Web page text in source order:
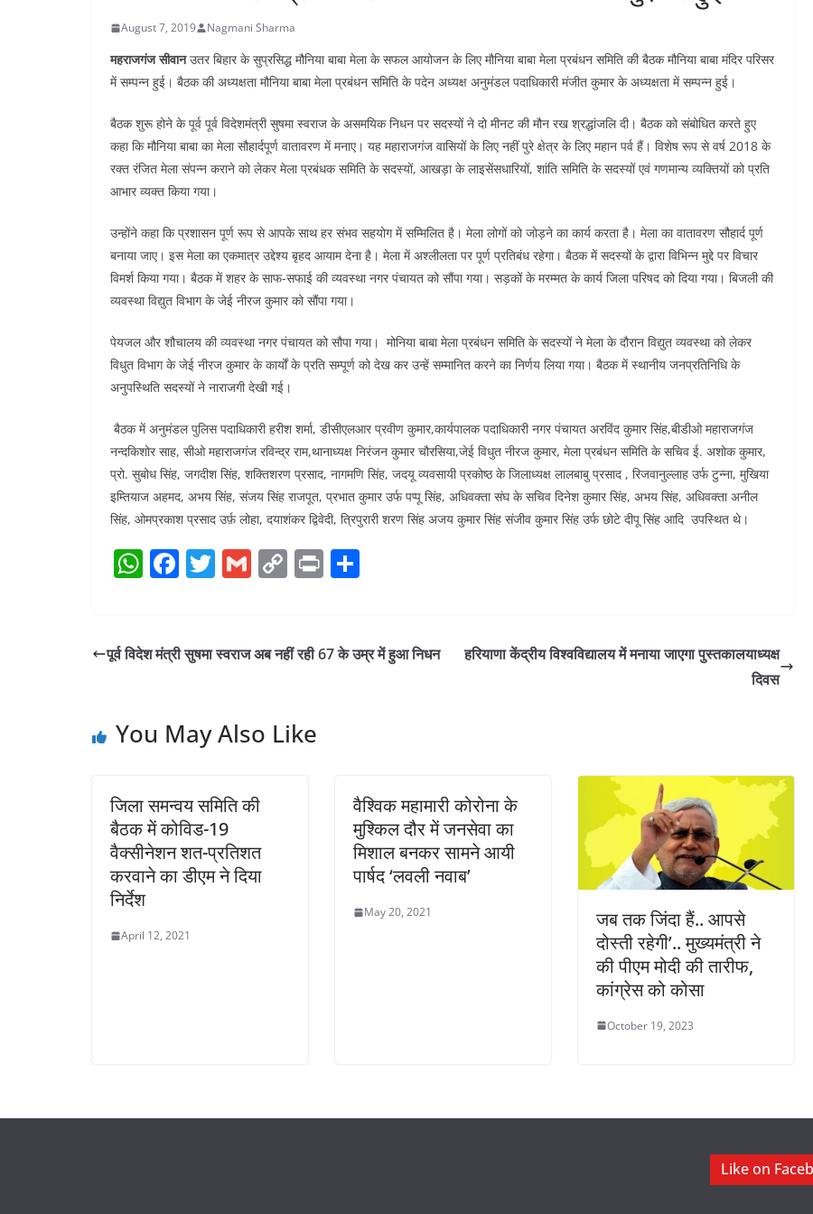
August 7, 2019 Nagmani Sharma
महराजगंज सीवानउतर बिहार के सुप्रसिद्ध मौनिया बाबा मेला के सफल आयोजन के लिए मौनिया बाबा मेला प्रबंधन समिति की बैठक मौनिया बाबा मंदिर परिसर
में सम्पन्न हुई। बैठक की अध्यक्षता मौनिया बाबा मेला प्रबंधन समिति के पदेन अध्यक्ष अनुमंडल पदाधिकारी मंजीत कुमार के अध्यक्षता में सम्पन्न हुई।
बैठक शुरू होने के पूर्व पूर्व विदेशमंत्री सुषमा स्वराज के असमयिक निधन पर सदस्यों ने दो मीनट की मौन रख श्रद्धांजलि दी। बैठक को संबोधित करते हुए
कहा कि मौनिया बाबा का मेला सौहार्दपूर्ण वातावरण में मनाए। यह महाराजगंज वासियों के लिए नहीं पुरे क्षेत्र के लिए महान पर्व हैं। विशेष रूप से वर्ष 2018 के
रक्त रंजित मेला संपन्न कराने को लेकर मेला प्रबंधक समिति के सदस्यों, आखड़ा के लाइसेंसधारियों, शांति समिति के सदस्यों एवं गणमान्य व्यक्तियों को प्रति
आभार व्यक्त किया गया।
उन्होंने कहा कि प्रशासन पूर्ण रूप से आपके साथ हर संभव सहयोग में सम्मिलित है। मेला लोगों को जोड़ने का कार्य करता है। मेला का वातावरण सौहार्द पूर्ण
बनाया जाए। इस मेला का एकमात्र उद्देश्य बृहद आयाम देना है। मेला में अश्लीलता पर पूर्ण प्रतिबंध रहेगा। बैठक में सदस्यों के द्वारा विभिन्न मुद्दे पर विचार
विमर्श किया गया। बैठक में शहर के साफ-सफाई की व्यवस्था नगर पंचायत को सौंपा गया। सड़कों के मरम्मत के कार्य जिला परिषद को दिया गया। बिजली की
व्यवस्था विद्युत विभाग के जेई नीरज कुमार को सौंपा गया।
पेयजल और शौचालय की व्यवस्था नगर पंचायत को सौपा गया। मोनिया बाबा मेला प्रबंधन समिति के सदस्यों ने मेला के दौरान विद्युत व्यवस्था को लेकर
विधुत विभाग के जेई नीरज कुमार के कार्यों के प्रति सम्पूर्ण को देख कर उन्हें सम्मानित करने का निर्णय लिया गया। बैठक में स्थानीय जनप्रतिनिधि के
अनुपस्थिति सदस्यों ने नाराजगी देखी गई।
बैठक में अनुमंडल पुलिस पदाधिकारी हरीश शर्मा, डीसीएलआर प्रवीण कुमार,कार्यपालक पदाधिकारी नगर पंचायत अरविंद कुमार सिंह,बीडीओ महाराजगंज
नन्दकिशोर साह, सीओ महाराजगंज रविन्द्र राम,थानाध्यक्ष निरंजन कुमार चौरसिया,जेई विधुत नीरज कुमार, मेला प्रबंधन समिति के सचिव ई. अशोक कुमार,
प्रो. सुबोध सिंह, जगदीश सिंह, शक्तिशरण प्रसाद, नागमणि सिंह, जदयू व्यवसायी प्रकोष्ठ के जिलाध्यक्ष लालबाबु प्रसाद , रिजवानुल्लाह उर्फ टुन्ना, मुखिया
इम्तियाज अहमद, अभय सिंह, संजय सिंह राजपूत, प्रभात कुमार उर्फ पप्पू सिंह, अधिवक्ता संघ के सचिव दिनेश कुमार सिंह, अभय सिंह, अधिवक्ता अनील
सिंह, ओमप्रकाश प्रसाद उर्फ़ लोहा, दयाशंकर द्विवेदी, त्रिपुरारी शरण सिंह अजय कुमार सिंह संजीव कुमार सिंह उर्फ छोटे दीपू सिंह आदि उपस्थित थे।
W
s
p
F
e
o
T
er
G
l
C
y
k
Pr
e
पूर्व विदेश मंत्री सुषमा स्वराज अब नहीं रही 67 के उम्र में हुआ निधन
हरियाणा केंद्रीय विश्वविद्यालय में मनाया जाएगा पुस्तकालयाध्यक्ष
दिवस
You May Also Like
जिला समन्वय समिति की
बैठक में कोविड-19
वैक्सीनेशन शत-प्रतिशत
करवाने का डीएम ने दिया
निर्देश
April 12, 2021
वैश्विक महामारी कोरोना के
मुश्किल दौर में जनसेवा का
मिशाल बनकर सामने आयी
पार्षद ‘लवली नवाब’
May 20, 2021
जब तक जिंदा हैं.. आपसे
दोस्ती रहेगी’.. मुख्यमंत्री ने
की पीएम मोदी की तारीफ,
कांग्रेस को कोसा
October 19, 2023
Like on